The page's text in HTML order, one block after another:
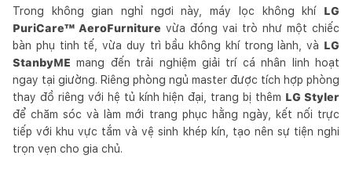
Trong không gian nghỉ ngơi này, máy lọc không khí LG
PuriCare™ AeroFurniture vừa đóng vai trò như một chiếc
bàn phụ tinh tế, vừa duy trì bầu không khí trong lành, và LG
StanbyME mang đến trải nghiệm giải trí cá nhân linh hoạt
ngay tại giường. Riêng phòng ngủ master được tích hợp phòng
thay đồ riêng với hệ tủ kính hiện đại, trang bị thêm LG Styler
để chăm sóc và làm mới trang phục hằng ngày, kết nối trực
tiếp với khu vực tắm và vệ sinh khép kín, tạo nên sự tiện nghi
trọn vẹn cho gia chủ.